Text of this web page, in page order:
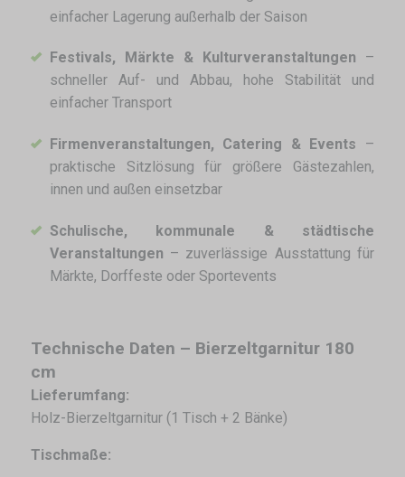
einfacher Lagerung außerhalb der Saison
Festivals, Märkte & Kulturveranstaltungen –
schneller Auf- und Abbau, hohe Stabilität und
einfacher Transport
Firmenveranstaltungen, Catering & Events –
praktische Sitzlösung für größere Gästezahlen,
innen und außen einsetzbar
Schulische, kommunale & städtische
Veranstaltungen – zuverlässige Ausstattung für
Märkte, Dorffeste oder Sportevents
Technische Daten – Bierzeltgarnitur 180
cm
Lieferumfang:
Holz-Bierzeltgarnitur (1 Tisch + 2 Bänke)
Tischmaße: